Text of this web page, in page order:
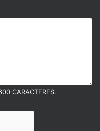
CARACTERES.